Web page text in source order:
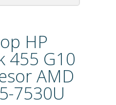
HP
455 G10
AMD
7530U